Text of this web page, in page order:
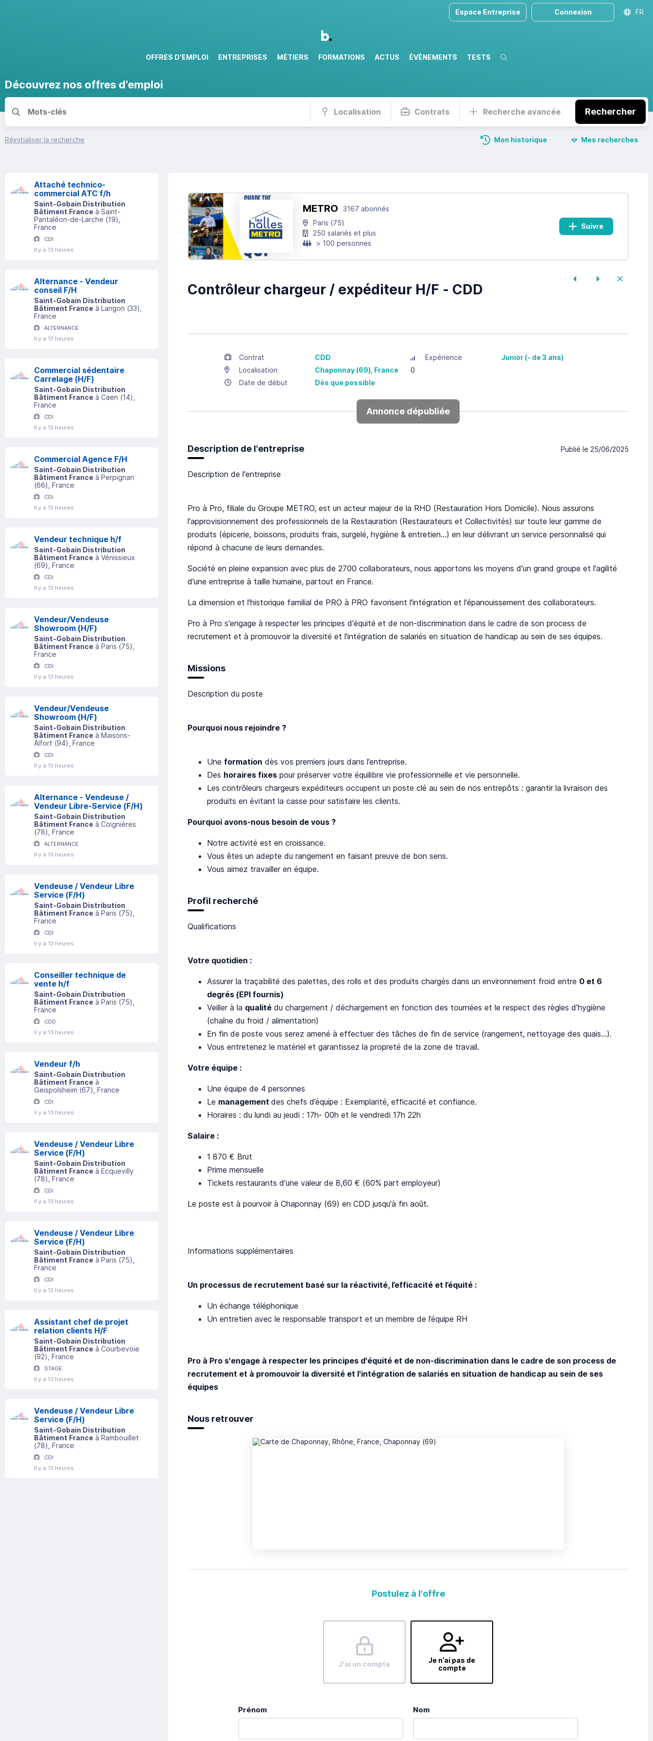
OFFRES D'EMPLOI ENTREPRISES MÉTIERS FORMATIONS ACTUS ÉVÈNEMENTS TESTS Recherche
Espace Entreprise Connexion FR
Découvrez nos offres d’emploi
Localisation Contrats Recherche avancée Rechercher
Réinitialiser la recherche Mon historique Mes recherches
Attaché technico-
commercial ATC f/h
Saint-Gobain Distribution
Bâtiment France à Saint-
Pantaléon-de-Larche (19)
France
CDI
Il y a 13 heures
Alternance - Vendeur
conseil F/H
Saint-Gobain Distribution
Bâtiment France à Langon (33)
France
ALTERNANCE
Il y a 13 heures
Commercial sédentaire
Carrelage (H/F)
Saint-Gobain Distribution
Bâtiment France à Caen (14)
France
CDI
Il y a 13 heures
Commercial Agence F/H
Saint-Gobain Distribution
Bâtiment France à Perpignan
(66) , France
CDI
Il y a 13 heures
Vendeur technique h/f
Saint-Gobain Distribution
Bâtiment France à Vénissieux
(69) , France
CDI
Il y a 13 heures
Vendeur/Vendeuse
Showroom (H/F)
Saint-Gobain Distribution
Bâtiment France à Paris (75)
France
CDI
Il y a 13 heures
Vendeur/Vendeuse
Showroom (H/F)
Saint-Gobain Distribution
Bâtiment France à Maisons-
Alfort (94) , France
CDI
Il y a 13 heures
Alternance - Vendeuse /
Vendeur Libre-Service (F/H)
Saint-Gobain Distribution
Bâtiment France à Coignières
(78) , France
ALTERNANCE
Il y a 13 heures
Vendeuse / Vendeur Libre
Service (F/H)
Saint-Gobain Distribution
Bâtiment France à Paris (75)
France
CDI
Il y a 13 heures
Conseiller technique de
vente h/f
Saint-Gobain Distribution
Bâtiment France à Paris (75)
France
CDD
Il y a 13 heures
Vendeur f/h
Saint-Gobain Distribution
Bâtiment France à
Geispolsheim (67) , France
CDI
Il y a 13 heures
Vendeuse / Vendeur Libre
Service (F/H)
Saint-Gobain Distribution
Bâtiment France à Ecquevilly
(78) , France
CDI
Il y a 13 heures
Vendeuse / Vendeur Libre
Service (F/H)
Saint-Gobain Distribution
Bâtiment France à Paris (75)
France
CDI
Il y a 13 heures
Assistant chef de projet
relation clients H/F
Saint-Gobain Distribution
Bâtiment France à Courbevoie
(92) , France
STAGE
Il y a 13 heures
Vendeuse / Vendeur Libre
Service (F/H)
Saint-Gobain Distribution
Bâtiment France à Rambouillet
(78) , France
CDI
Il y a 13 heures
METRO
3167 abonnés
Paris (75)
250 salariés et plus
> 100 personnes
Suivre
Contrôleur chargeur / expéditeur H/F - CDD
Contrat CDD Expérience
Junior (- de 3 ans)
Localisation
Chaponnay (69), France
0
Date de début
Dès que possible
Annonce dépubliée
Publié le 25/06/2025
Description de l'entreprise
Description de l'entreprise
Pro à Pro, filiale du Groupe METRO, est un acteur majeur de la RHD (Restauration Hors Domicile). Nous assurons
l'approvisionnement des professionnels de la Restauration (Restaurateurs et Collectivités) sur toute leur gamme de
produits (épicerie, boissons, produits frais, surgelé, hygiène & entretien...) en leur délivrant un service personnalisé qui
répond à chacune de leurs demandes.
Société en pleine expansion avec plus de 2700 collaborateurs, nous apportons les moyens d'un grand groupe et l'agilité
d'une entreprise à taille humaine, partout en France.
La dimension et l'historique familial de PRO à PRO favorisent l'intégration et l'épanouissement des collaborateurs.
Pro à Pro s'engage à respecter les principes d'équité et de non-discrimination dans le cadre de son process de
recrutement et à promouvoir la diversité et l'intégration de salariés en situation de handicap au sein de ses équipes.
Missions
Description du poste
Pourquoi nous rejoindre ?
Une formation dès vos premiers jours dans l’entreprise.
Des horaires fixes pour préserver votre équilibre vie professionnelle et vie personnelle.
Les contrôleurs chargeurs expéditeurs occupent un poste clé au sein de nos entrepôts : garantir la livraison des
produits en évitant la casse pour satisfaire les clients.
Pourquoi avons-nous besoin de vous ?
Notre activité est en croissance.
Vous êtes un adepte du rangement en faisant preuve de bon sens.
Vous aimez travailler en équipe.
Profil recherché
Qualifications
Votre quotidien :
Assurer la traçabilité des palettes, des rolls et des produits chargés dans un environnement froid entre 0 et 6
degrés (EPI fournis)
Veiller à la qualité du chargement / déchargement en fonction des tournées et le respect des règles d’hygiène
(chaîne du froid / alimentation)
En fin de poste vous serez amené à effectuer des tâches de fin de service (rangement, nettoyage des quais…).
Vous entretenez le matériel et garantissez la propreté de la zone de travail.
Votre équipe :
Une équipe de 4 personnes
Le management des chefs d’équipe : Exemplarité, efficacité et confiance.
Horaires : du lundi au jeudi : 17h- 00h et le vendredi 17h 22h
Salaire :
1 870 € Brut
Prime mensuelle
Tickets restaurants d'une valeur de 8,60 € (60% part employeur)
Le poste est à pourvoir à Chaponnay (69) en CDD jusqu'à fin août.
Informations supplémentaires
Un processus de recrutement basé sur la réactivité, l’efficacité et l’équité :
Un échange téléphonique
Un entretien avec le responsable transport et un membre de l’équipe RH
Pro à Pro s'engage à respecter les principes d'équité et de non-discrimination dans le cadre de son process de
recrutement et à promouvoir la diversité et l'intégration de salariés en situation de handicap au sein de ses
équipes
Nous retrouver
Postulez à l'offre
J'ai un compte
Je n’ai pas de
compte
Prénom Nom